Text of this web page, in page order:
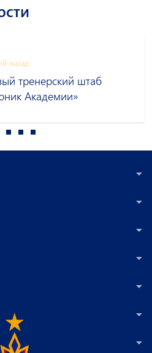
назад
тренерский штаб
Академии»